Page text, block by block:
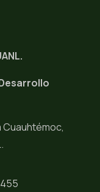
Cuauhtémoc,